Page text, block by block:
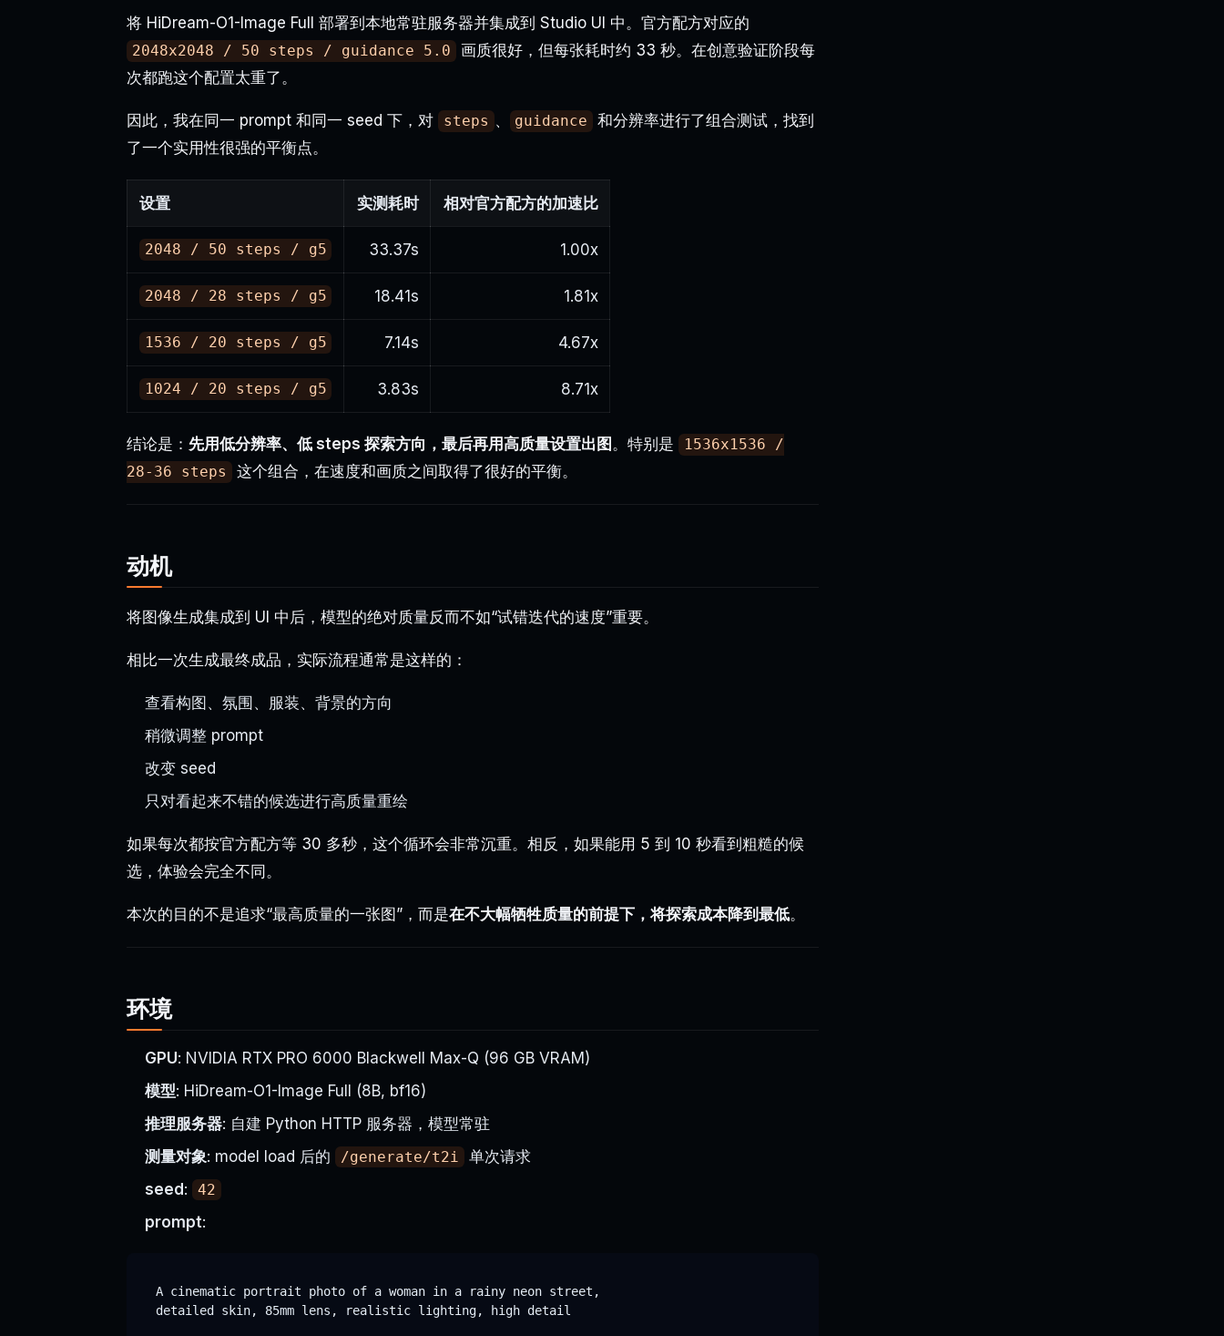
将 HiDream-O1-Image Full 部署到本地常驻服务器并集成到 Studio UI 中。官方配方对应的
2048x2048 / 50 steps / guidance 5.0
画质很好，但每张耗时约 33 秒。在创意验证阶段每
次都跑这个配置太重了。
因此，我在同一 prompt 和同一 seed 下，对 steps 、 guidance
和分辨率进行了组合测试，找到
了一个实用性很强的平衡点。
设置 实测耗时 相对官方配方的加速比
2048 / 50 steps / g5 33.37s 1.00x
2048 / 28 steps / g5 18.41s 1.81x
1536 / 20 steps / g5 7.14s 4.67x
1024 / 20 steps / g5 3.83s 8.71x
结论是： 先用低分辨率、低 steps 探索方向，最后再用高质量设置出图 。特别是
1536x1536 /
28-36 steps
这个组合，在速度和画质之间取得了很好的平衡。
动机
将图像生成集成到 UI 中后，模型的绝对质量反而不如“试错迭代的速度”重要。
相比一次生成最终成品，实际流程通常是这样的：
查看构图、氛围、服装、背景的方向
稍微调整 prompt
改变 seed
只对看起来不错的候选进行高质量重绘
如果每次都按官方配方等 30 多秒，这个循环会非常沉重。相反，如果能用 5 到 10 秒看到粗糙的候
选，体验会完全不同。
本次的目的不是追求“最高质量的一张图”，而是在不大幅牺牲质量的前提下，将探索成本降到最低。
环境
GPU: NVIDIA RTX PRO 6000 Blackwell Max-Q (96 GB VRAM)
模型: HiDream-O1-Image Full (8B, bf16)
推理服务器: 自建 Python HTTP 服务器，模型常驻
测量对象: model load 后的 /generate/t2i
单次请求
seed: 42
prompt:
A cinematic portrait photo of a woman in a rainy neon street,